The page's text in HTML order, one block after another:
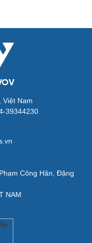
Việt Nam
39344230
Công Hân, Đặng
NAM